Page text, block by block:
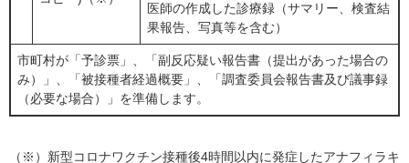
医師の作成した診療録（サマリー、検査結
果報告、写真等を含む）
市町村が「予診票」、「副反応疑い報告書（提出があった場合の
み）」、「被接種者経過概要」、「調査委員会報告書及び議事録
（必要な場合）」を準備します。
（※）新型コロナワクチン接種後4時間以内に発症したアナフィラキ